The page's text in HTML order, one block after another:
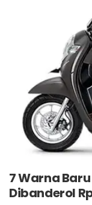
7 Warna
Dibanderol